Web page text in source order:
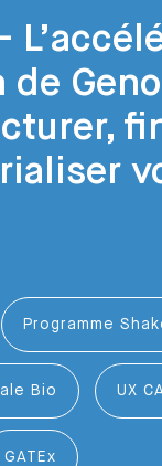
de
Programme
Bio UX
GATEx